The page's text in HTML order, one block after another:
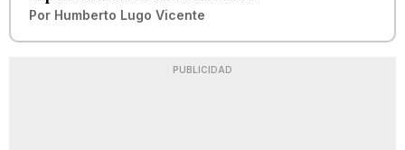
Por Humberto Lugo Vicente
PUBLICIDAD